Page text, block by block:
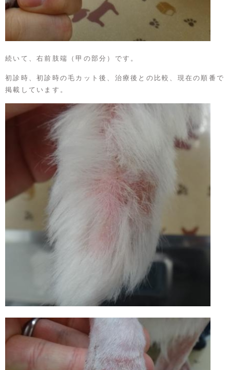
続いて、右前肢端（甲の部分）です。
初診時、初診時の毛カット後、治療後との比較、現在の順番で
掲載しています。